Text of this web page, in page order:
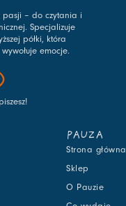
pasji – do czytania i
Specjalizuje
półki, która
emocje.
PAUZA
Strona główna
Sklep
O Pauzie